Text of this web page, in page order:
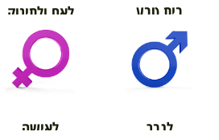
בית טבע לאם ולתינוק
לגבר לאישה